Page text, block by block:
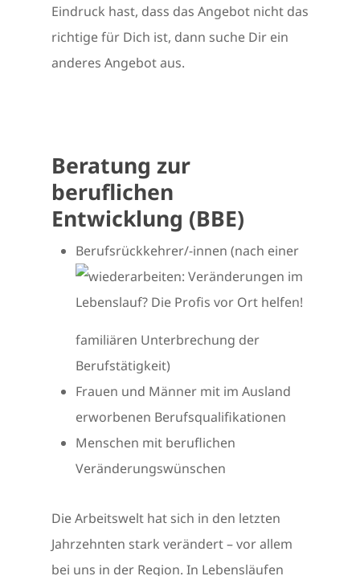
Eindruck hast, dass das Angebot nicht das
richtige für Dich ist, dann suche Dir ein
anderes Angebot aus.
Beratung zur
beruflichen
Entwicklung (BBE)
Berufsrückkehrer/-innen (nach einer
familiären Unterbrechung der
Berufstätigkeit)
Frauen und Männer mit im Ausland
erworbenen Berufsqualifikationen
Menschen mit beruflichen
Veränderungswünschen
Die Arbeitswelt hat sich in den letzten
Jahrzehnten stark verändert – vor allem
bei uns in der Region. In Lebensläufen